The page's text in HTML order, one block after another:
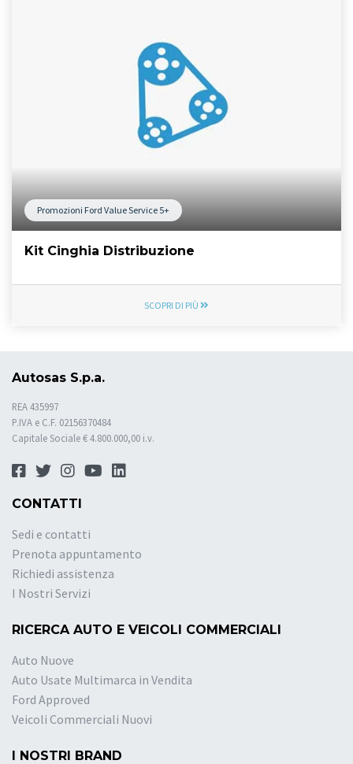
Promozioni Ford Value Service 5+
Kit Cinghia Distribuzione
SCOPRI DI PIÙ
Autosas S.p.a.
REA 435997
P.IVA e C.F. 02156370484
Capitale Sociale € 4.800.000,00 i.v.
CONTATTI
Sedi e contatti
Prenota appuntamento
Richiedi assistenza
I Nostri Servizi
RICERCA AUTO E VEICOLI COMMERCIALI
Auto Nuove
Auto Usate Multimarca in Vendita
Ford Approved
Veicoli Commerciali Nuovi
I NOSTRI BRAND